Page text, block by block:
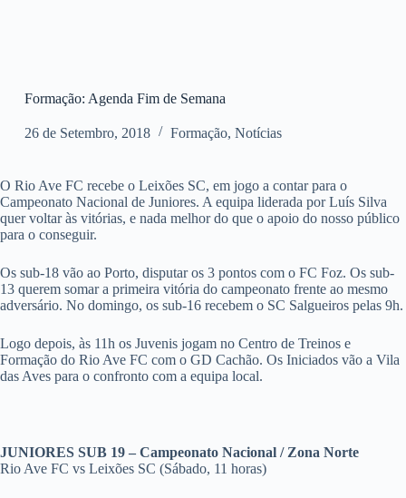
Formação: Agenda Fim de Semana
26 de Setembro, 2018 Formação, Notícias
O Rio Ave FC recebe o Leixões SC, em jogo a contar para o
Campeonato Nacional de Juniores. A equipa liderada por Luís Silva
quer voltar às vitórias, e nada melhor do que o apoio do nosso público
para o conseguir.
Os sub-18 vão ao Porto, disputar os 3 pontos com o FC Foz. Os sub-
13 querem somar a primeira vitória do campeonato frente ao mesmo
adversário. No domingo, os sub-16 recebem o SC Salgueiros pelas 9h.
Logo depois, às 11h os Juvenis jogam no Centro de Treinos e
Formação do Rio Ave FC com o GD Cachão. Os Iniciados vão a Vila
das Aves para o confronto com a equipa local.
JUNIORES SUB 19 – Campeonato Nacional / Zona Norte
Rio Ave FC vs Leixões SC (Sábado, 11 horas)